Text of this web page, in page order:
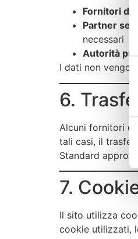
Fornitori di
Partner
necessari
Autorità
I dati non
6.
Alcuni fornitori
tali casi, il
Standard
7.
Il sito utilizza
cookie utilizzati,